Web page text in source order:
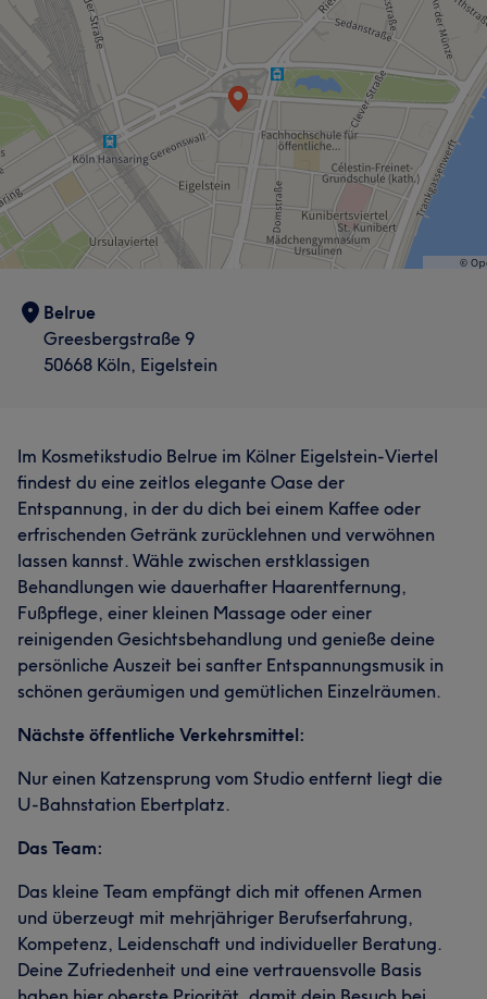
Belrue
Greesbergstraße 9
50668 Köln, Eigelstein
Im Kosmetikstudio Belrue im Kölner Eigelstein-Viertel
findest du eine zeitlos elegante Oase der
Entspannung, in der du dich bei einem Kaffee oder
erfrischenden Getränk zurücklehnen und verwöhnen
lassen kannst. Wähle zwischen erstklassigen
Behandlungen wie dauerhafter Haarentfernung,
Fußpflege, einer kleinen Massage oder einer
reinigenden Gesichtsbehandlung und genieße deine
persönliche Auszeit bei sanfter Entspannungsmusik in
schönen geräumigen und gemütlichen Einzelräumen.
Nächste öffentliche Verkehrsmittel:
Nur einen Katzensprung vom Studio entfernt liegt die
U-Bahnstation Ebertplatz.
Das Team:
Das kleine Team empfängt dich mit offenen Armen
und überzeugt mit mehrjähriger Berufserfahrung,
Kompetenz, Leidenschaft und individueller Beratung.
Deine Zufriedenheit und eine vertrauensvolle Basis